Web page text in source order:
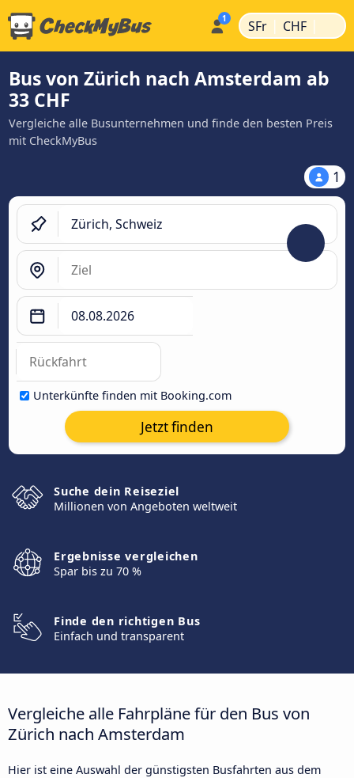
SFr | CHF |
Bus von Zürich nach Amsterdam ab
33 CHF
Vergleiche alle Busunternehmen und finde den besten Preis
mit CheckMyBus
1
Unterkünfte finden mit Booking.com
Jetzt finden
Suche dein Reiseziel
Millionen von Angeboten weltweit
Ergebnisse vergleichen
Spar bis zu 70 %
Finde den richtigen Bus
Einfach und transparent
Vergleiche alle Fahrpläne für den Bus von
Zürich nach Amsterdam
Hier ist eine Auswahl der günstigsten Busfahrten aus dem